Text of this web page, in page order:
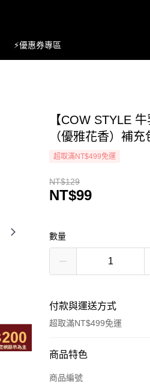
⚡優惠券專區
【COW STYLE
（優雅花香）補充
超取滿NT$499免運
NT$129
NT$99
數量
付款與運送方式
超取滿NT$499免運
付款方式
icash Pay
商品特色
商品編號